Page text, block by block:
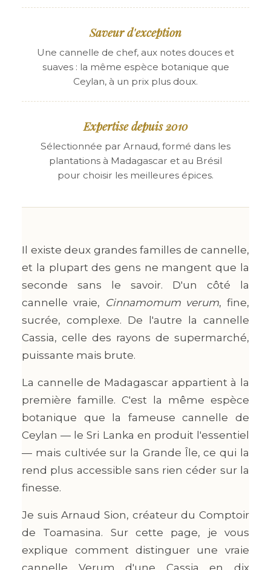
Saveur d'exception
Une cannelle de chef, aux notes douces et
suaves : la même espèce botanique que
Ceylan, à un prix plus doux.
Expertise depuis 2010
Sélectionnée par Arnaud, formé dans les
plantations à Madagascar et au Brésil
pour choisir les meilleures épices.
Il existe deux grandes familles de cannelle,
et la plupart des gens ne mangent que la
seconde sans le savoir. D'un côté la
cannelle vraie, Cinnamomum verum, fine,
sucrée, complexe. De l'autre la cannelle
Cassia, celle des rayons de supermarché,
puissante mais brute.
La cannelle de Madagascar appartient à la
première famille. C'est la même espèce
botanique que la fameuse cannelle de
Ceylan — le Sri Lanka en produit l'essentiel
— mais cultivée sur la Grande Île, ce qui la
rend plus accessible sans rien céder sur la
finesse.
Je suis Arnaud Sion, créateur du Comptoir
de Toamasina. Sur cette page, je vous
explique comment distinguer une vraie
cannelle Verum d'une Cassia en dix